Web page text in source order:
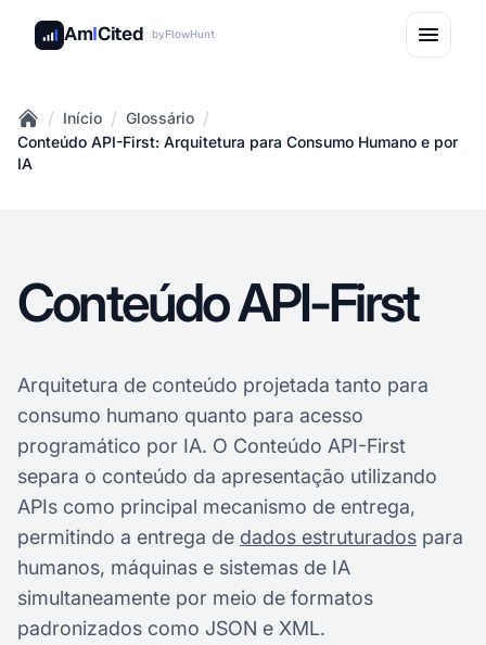
AmICited byFlowHunt
Home
/ Início / Glossário /
Conteúdo API-First: Arquitetura para Consumo Humano e por
IA
Conteúdo API-First
Arquitetura de conteúdo projetada tanto para
consumo humano quanto para acesso
programático por IA. O Conteúdo API-First
separa o conteúdo da apresentação utilizando
APIs como principal mecanismo de entrega,
permitindo a entrega de dados estruturados para
humanos, máquinas e sistemas de IA
simultaneamente por meio de formatos
padronizados como JSON e XML.